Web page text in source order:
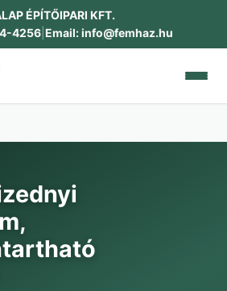
ÉPÍTŐIPARI KFT.
4256 Email: info@femhaz.hu
IPARI ÉPÜLETEK